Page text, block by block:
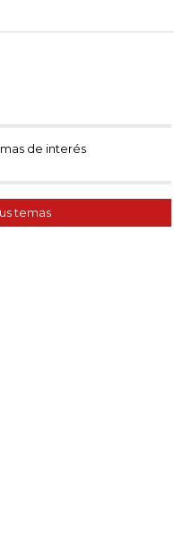
de interés
temas